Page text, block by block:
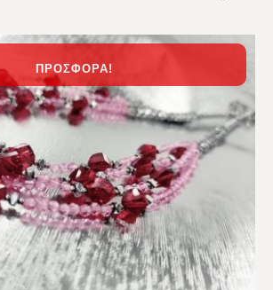
ΠΡΟΣΦΟΡΆ!